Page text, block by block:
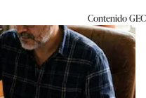
ContenidoGEC